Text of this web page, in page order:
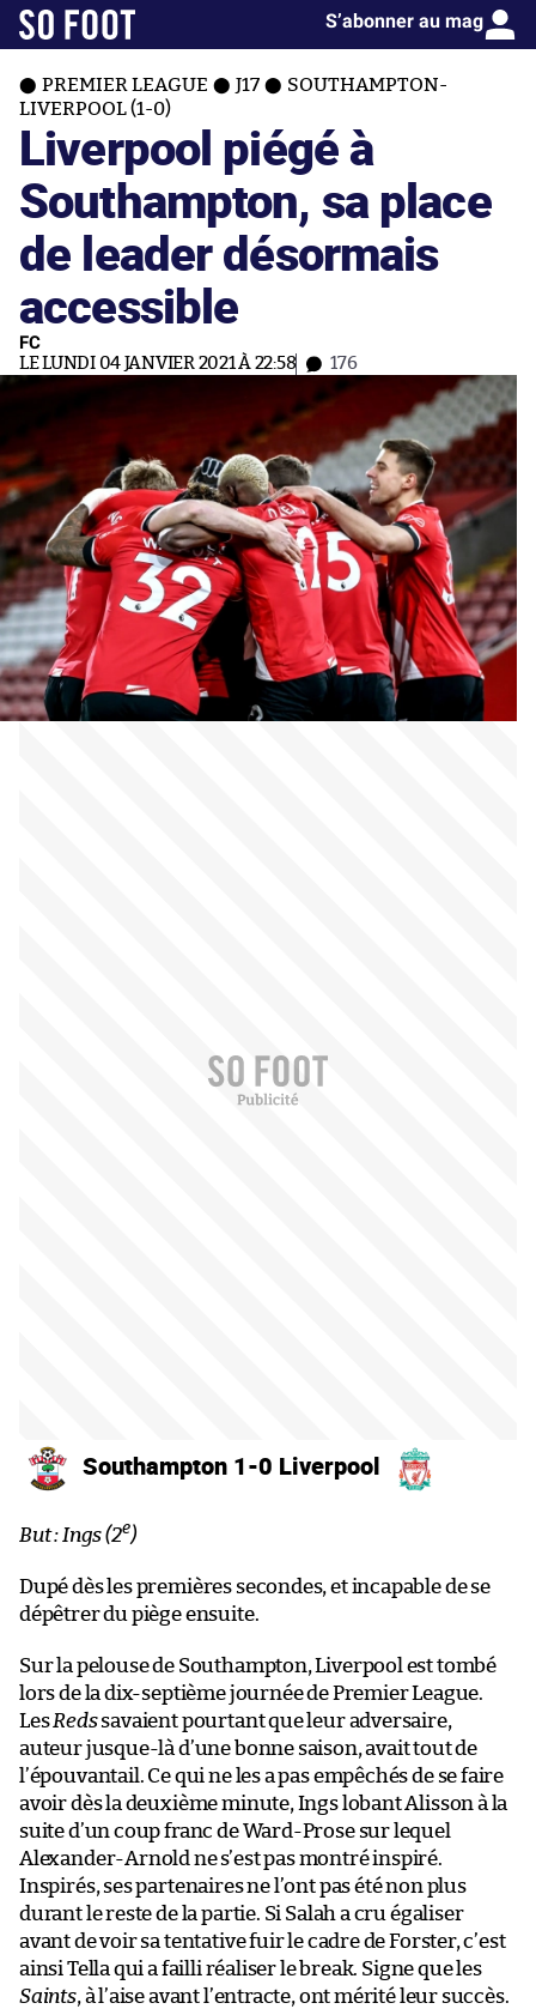
S’abonner au mag
PREMIER LEAGUE J17
SOUTHAMPTON-
LIVERPOOL (1-0)
Liverpool piégé à
Southampton, sa place
de leader désormais
accessible
FC
LE LUNDI 04 JANVIER 2021 À 22:58 176
Southampton 1-0 Liverpool
But : Ings (2e)
Dupé dès les premières secondes, et incapable de se
dépêtrer du piège ensuite.
Sur la pelouse de Southampton, Liverpool est tombé
lors de la dix-septième journée de Premier League.
LesRedssavaient pourtant que leur adversaire,
auteur jusque-là d’une bonne saison, avait tout de
l’épouvantail. Ce qui ne les a pas empêchés de se faire
avoir dès la deuxième minute, Ings lobant Alisson à la
suite d’un coup franc de Ward-Prose sur lequel
Alexander-Arnold ne s’est pas montré inspiré.
Inspirés, ses partenaires ne l’ont pas été non plus
durant le reste de la partie. Si Salah a cru égaliser
avant de voir sa tentative fuir le cadre de Forster, c’est
ainsi Tella qui a failli réaliser le break. Signe que les
Saints, à l’aise avant l’entracte, ont mérité leur succès.